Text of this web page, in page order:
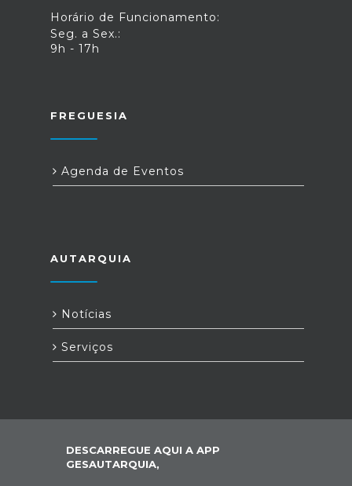
Horário de Funcionamento:
Seg. a Sex.:
9h - 17h
FREGUESIA
Agenda de Eventos
AUTARQUIA
Notícias
Serviços
DESCARREGUE AQUI A APP
GESAUTARQUIA,